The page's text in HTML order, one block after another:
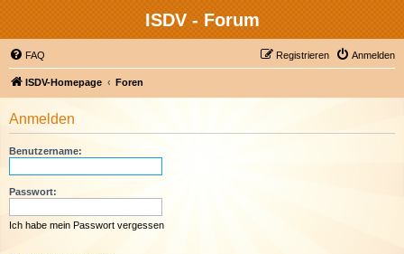
ISDV - Forum
FAQ Anmelden
Registrieren
ISDV-Homepage Foren
Anmelden
Benutzername:
Passwort:
Ich habe mein Passwort vergessen